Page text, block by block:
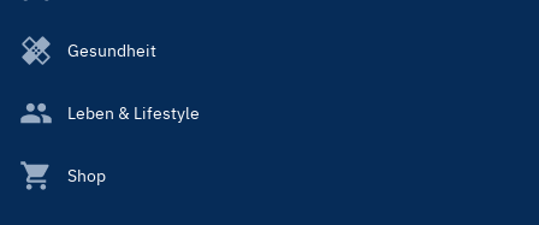
Gesundheit
Leben & Lifestyle
Shop